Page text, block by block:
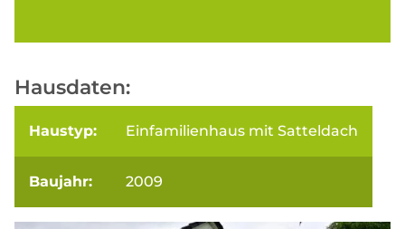
Hausdaten:
Haustyp: Einfamilienhaus mit Satteldach
Baujahr: 2009